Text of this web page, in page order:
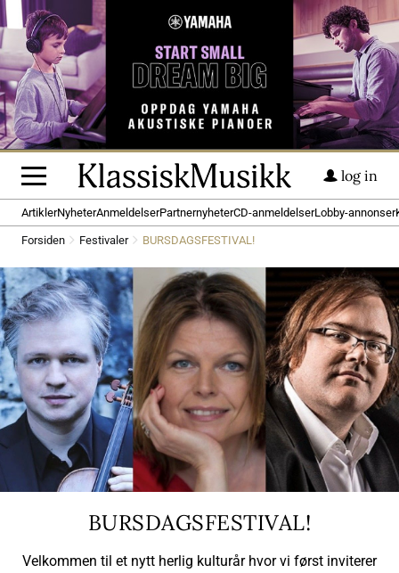
log in
ArtiklerNyheterAnmeldelserPartnernyheterCD-anmeldelserLobby-annonser
Forsiden Festivaler BURSDAGSFESTIVAL!
BURSDAGSFESTIVAL!
Velkommen til et nytt herlig kulturår hvor vi først inviterer